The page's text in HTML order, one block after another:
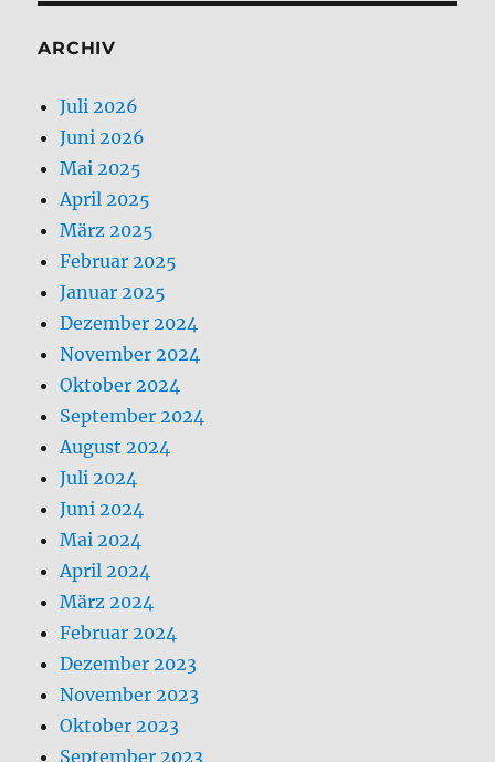
ARCHIV
Juli 2026
Juni 2026
Mai 2025
April 2025
März 2025
Februar 2025
Januar 2025
Dezember 2024
November 2024
Oktober 2024
September 2024
August 2024
Juli 2024
Juni 2024
Mai 2024
April 2024
März 2024
Februar 2024
Dezember 2023
November 2023
Oktober 2023
September 2023